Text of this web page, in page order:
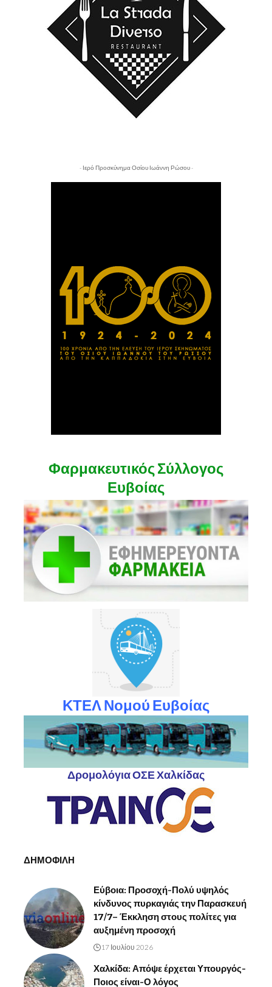
- Ιερό Προσκύνημα Οσίου Ιωάννη Ρώσου -
Φαρμακευτικός Σύλλογος
Ευβοίας
ΚΤΕΛ Νομού Ευβοίας
Δρομολόγια ΟΣΕ Χαλκίδας
ΔΗΜΟΦΙΛΗ
Εύβοια: Προσοχή-Πολύ υψηλός
κίνδυνος πυρκαγιάς την Παρασκευή
17/7– Έκκληση στους πολίτες για
αυξημένη προσοχή
17 Ιουλίου 2026
Χαλκίδα: Απόψε έρχεται Υπουργός-
Ποιος είναι-Ο λόγος